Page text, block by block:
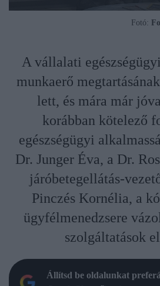
Fotó:
A vállalati
munkaerő
lett, és mára már
korábban kötelező
egészségügyi
Dr. Junger Éva, a Dr.
járóbetegellátás-
Pinczés Kornélia, a
ügyfélmenedzsere
szolgáltatások
Állítsd be oldalunkat